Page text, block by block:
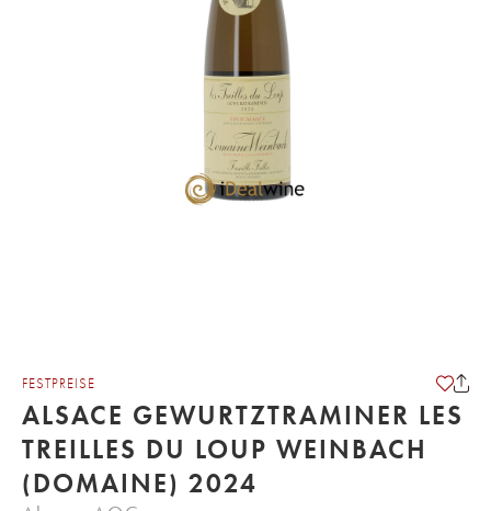
FESTPREISE
ALSACE GEWURTZTRAMINER LES
TREILLES DU LOUP WEINBACH
(DOMAINE) 2024